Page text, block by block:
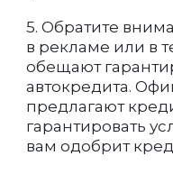
5. Обратите
в рекламе или в
обещают
автокредита.
предлагают
гарантировать
вам одобрит